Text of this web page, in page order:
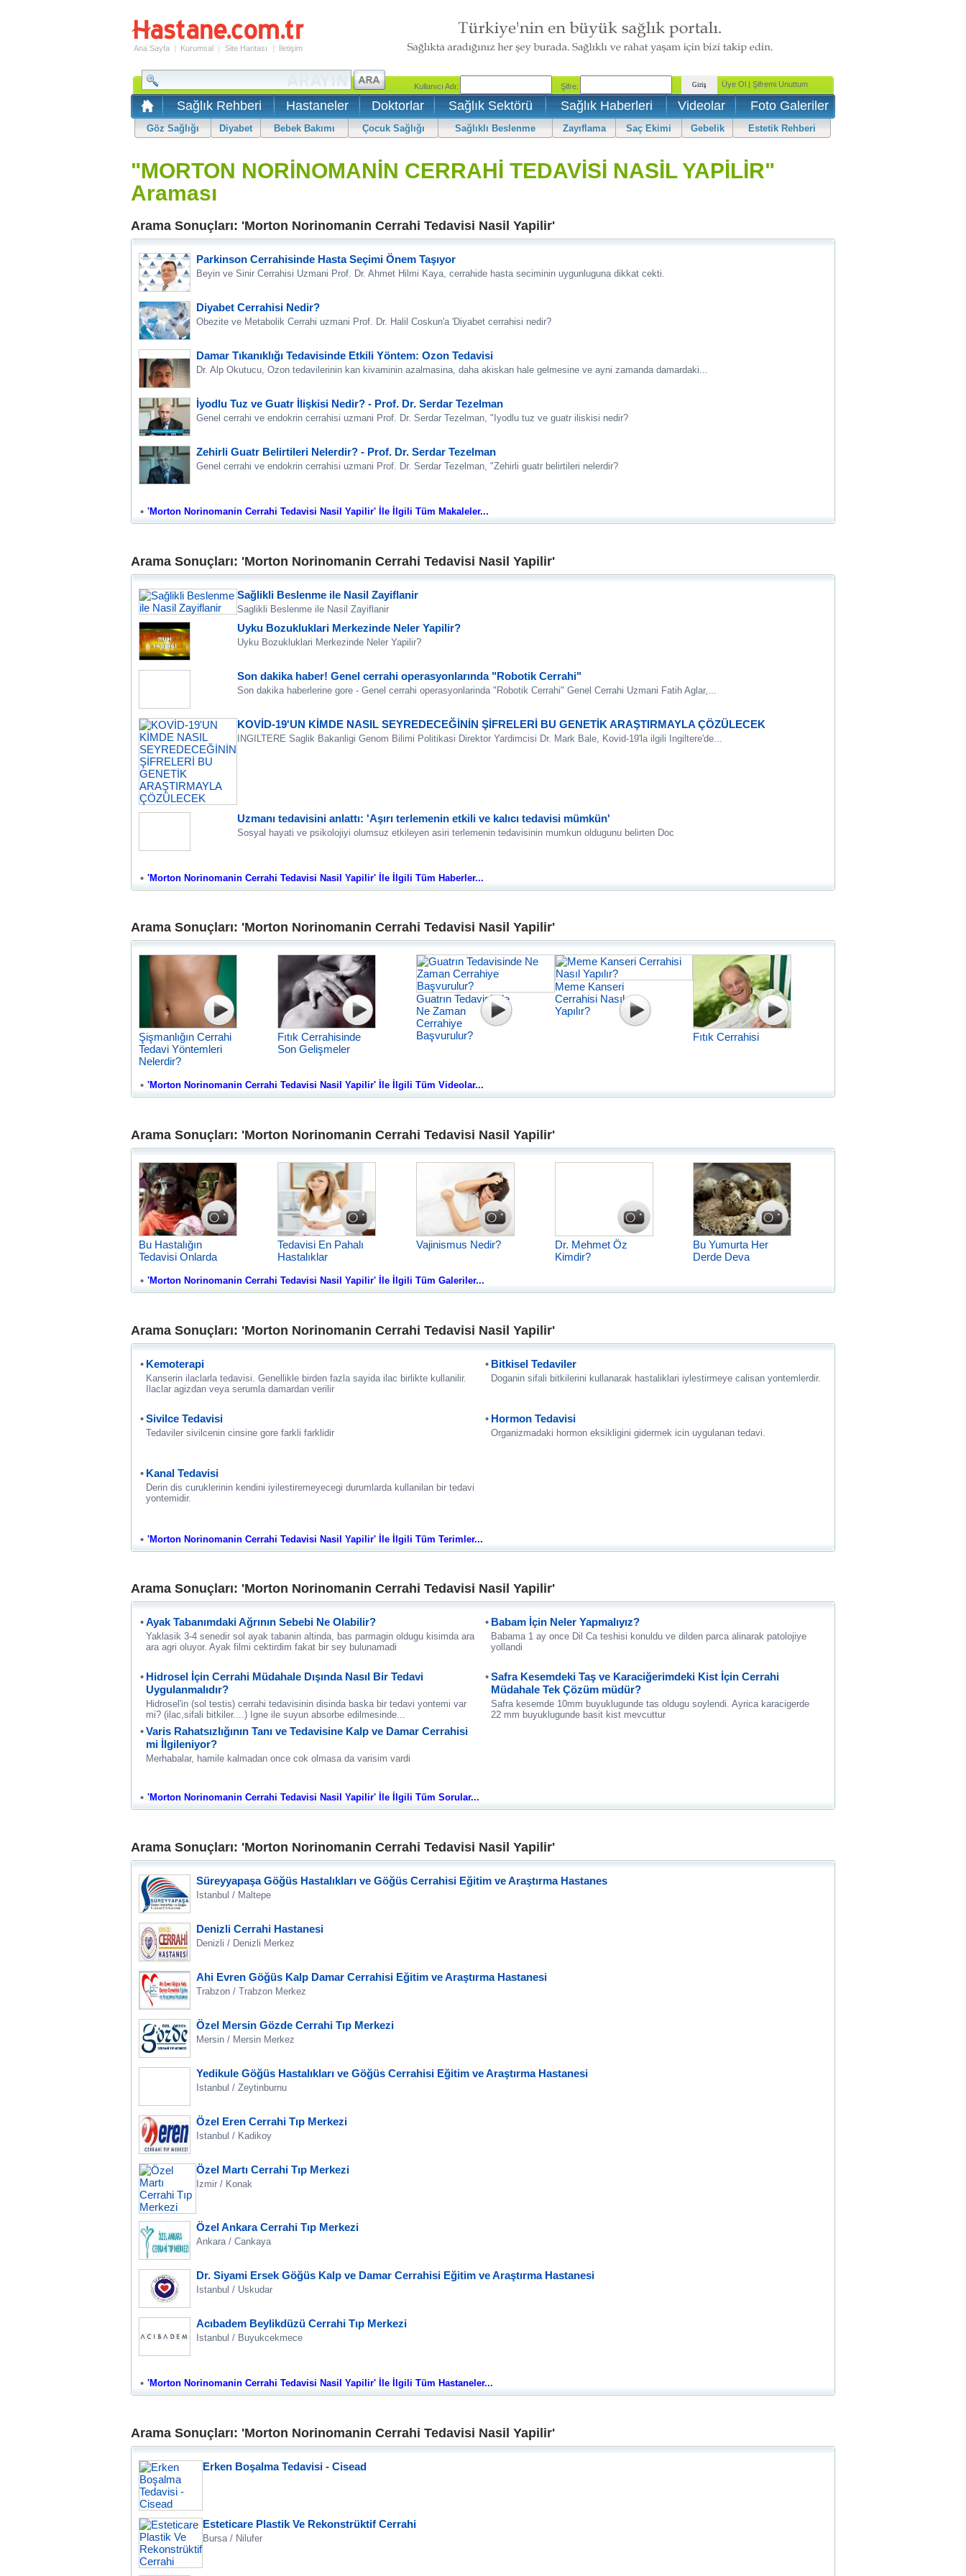
Ana Sayfa | Kurumsal | Site Haritası | İletişim
Sağlık Rehberi Hastaneler Doktorlar Sağlık Sektörü Sağlık Haberleri Videolar Foto Galeriler
Göz Sağlığı Diyabet Bebek Bakımı Çocuk Sağlığı Sağlıklı Beslenme Zayıflama Saç Ekimi Gebelik Estetik Rehberi
"MORTON NORİNOMANİN CERRAHİ TEDAVİSİ NASİL YAPİLİR"
Araması
Arama Sonuçları: 'Morton Norinomanin Cerrahi Tedavisi Nasil Yapilir'
Parkinson Cerrahisinde Hasta Seçimi Önem Taşıyor
Beyin ve Sinir Cerrahisi Uzmani Prof. Dr. Ahmet Hilmi Kaya, cerrahide hasta seciminin uygunluguna dikkat cekti.
Diyabet Cerrahisi Nedir?
Obezite ve Metabolik Cerrahi uzmani Prof. Dr. Halil Coskun'a 'Diyabet cerrahisi nedir?
Damar Tıkanıklığı Tedavisinde Etkili Yöntem: Ozon Tedavisi
Dr. Alp Okutucu, Ozon tedavilerinin kan kivaminin azalmasina, daha akiskan hale gelmesine ve ayni zamanda damardaki...
İyodlu Tuz ve Guatr İlişkisi Nedir? - Prof. Dr. Serdar Tezelman
Genel cerrahi ve endokrin cerrahisi uzmani Prof. Dr. Serdar Tezelman, "Iyodlu tuz ve guatr iliskisi nedir?
Zehirli Guatr Belirtileri Nelerdir? - Prof. Dr. Serdar Tezelman
Genel cerrahi ve endokrin cerrahisi uzmani Prof. Dr. Serdar Tezelman, "Zehirli guatr belirtileri nelerdir?
'Morton Norinomanin Cerrahi Tedavisi Nasil Yapilir' İle İlgili Tüm Makaleler...
Arama Sonuçları: 'Morton Norinomanin Cerrahi Tedavisi Nasil Yapilir'
Sağlikli Beslenme ile Nasil Zayiflanir
Saglikli Beslenme ile Nasil Zayiflanir
Uyku Bozukluklari Merkezinde Neler Yapilir?
Uyku Bozukluklari Merkezinde Neler Yapilir?
Son dakika haber! Genel cerrahi operasyonlarında "Robotik Cerrahi"
Son dakika haberlerine gore - Genel cerrahi operasyonlarinda "Robotik Cerrahi" Genel Cerrahi Uzmani Fatih Aglar,...
KOVİD-19'UN KİMDE NASIL SEYREDECEĞİNİN ŞİFRELERİ BU GENETİK ARAŞTIRMAYLA ÇÖZÜLECEK
INGILTERE Saglik Bakanligi Genom Bilimi Politikasi Direktor Yardimcisi Dr. Mark Bale, Kovid-19'la ilgili Ingiltere'de...
Uzmanı tedavisini anlattı: 'Aşırı terlemenin etkili ve kalıcı tedavisi mümkün'
Sosyal hayati ve psikolojiyi olumsuz etkileyen asiri terlemenin tedavisinin mumkun oldugunu belirten Doc
'Morton Norinomanin Cerrahi Tedavisi Nasil Yapilir' İle İlgili Tüm Haberler...
Arama Sonuçları: 'Morton Norinomanin Cerrahi Tedavisi Nasil Yapilir'
Şişmanlığın Cerrahi
Tedavi Yöntemleri
Nelerdir?
Fıtık Cerrahisinde
Son Gelişmeler
Guatrın Tedavisinde
Ne Zaman
Cerrahiye
Başvurulur?
Meme Kanseri
Cerrahisi Nasıl
Yapılır?
Fıtık Cerrahisi
'Morton Norinomanin Cerrahi Tedavisi Nasil Yapilir' İle İlgili Tüm Videolar...
Arama Sonuçları: 'Morton Norinomanin Cerrahi Tedavisi Nasil Yapilir'
Bu Hastalığın
Tedavisi Onlarda
Tedavisi En Pahalı
Hastalıklar
Vajinismus Nedir?
Dr. Mehmet Öz
Kimdir?
Bu Yumurta Her
Derde Deva
'Morton Norinomanin Cerrahi Tedavisi Nasil Yapilir' İle İlgili Tüm Galeriler...
Arama Sonuçları: 'Morton Norinomanin Cerrahi Tedavisi Nasil Yapilir'
Kemoterapi
Kanserin ilaclarla tedavisi. Genellikle birden fazla sayida ilac birlikte kullanilir.
Ilaclar agizdan veya serumla damardan verilir
Bitkisel Tedaviler
Doganin sifali bitkilerini kullanarak hastaliklari iylestirmeye calisan yontemlerdir.
Sivilce Tedavisi
Tedaviler sivilcenin cinsine gore farkli farklidir
Hormon Tedavisi
Organizmadaki hormon eksikligini gidermek icin uygulanan tedavi.
Kanal Tedavisi
Derin dis curuklerinin kendini iyilestiremeyecegi durumlarda kullanilan bir tedavi
yontemidir.
'Morton Norinomanin Cerrahi Tedavisi Nasil Yapilir' İle İlgili Tüm Terimler...
Arama Sonuçları: 'Morton Norinomanin Cerrahi Tedavisi Nasil Yapilir'
Ayak Tabanımdaki Ağrının Sebebi Ne Olabilir?
Yaklasik 3-4 senedir sol ayak tabanin altinda, bas parmagin oldugu kisimda ara
ara agri oluyor. Ayak filmi cektirdim fakat bir sey bulunamadi
Babam İçin Neler Yapmalıyız?
Babama 1 ay once Dil Ca teshisi konuldu ve dilden parca alinarak patolojiye
yollandi
Hidrosel İçin Cerrahi Müdahale Dışında Nasıl Bir Tedavi
Uygulanmalıdır?
Hidrosel'in (sol testis) cerrahi tedavisinin disinda baska bir tedavi yontemi var
mi? (ilac,sifali bitkiler....) Igne ile suyun absorbe edilmesinde...
Safra Kesemdeki Taş ve Karaciğerimdeki Kist İçin Cerrahi
Müdahale Tek Çözüm müdür?
Safra kesemde 10mm buyuklugunde tas oldugu soylendi. Ayrica karacigerde
22 mm buyuklugunde basit kist mevcuttur
Varis Rahatsızlığının Tanı ve Tedavisine Kalp ve Damar Cerrahisi
mi İlgileniyor?
Merhabalar, hamile kalmadan once cok olmasa da varisim vardi
'Morton Norinomanin Cerrahi Tedavisi Nasil Yapilir' İle İlgili Tüm Sorular...
Arama Sonuçları: 'Morton Norinomanin Cerrahi Tedavisi Nasil Yapilir'
Süreyyapaşa Göğüs Hastalıkları ve Göğüs Cerrahisi Eğitim ve Araştırma Hastanes
Istanbul / Maltepe
Denizli Cerrahi Hastanesi
Denizli / Denizli Merkez
Ahi Evren Göğüs Kalp Damar Cerrahisi Eğitim ve Araştırma Hastanesi
Trabzon / Trabzon Merkez
Özel Mersin Gözde Cerrahi Tıp Merkezi
Mersin / Mersin Merkez
Yedikule Göğüs Hastalıkları ve Göğüs Cerrahisi Eğitim ve Araştırma Hastanesi
Istanbul / Zeytinburnu
Özel Eren Cerrahi Tıp Merkezi
Istanbul / Kadikoy
Özel Martı Cerrahi Tıp Merkezi
Izmir / Konak
Özel Ankara Cerrahi Tıp Merkezi
Ankara / Cankaya
Dr. Siyami Ersek Göğüs Kalp ve Damar Cerrahisi Eğitim ve Araştırma Hastanesi
Istanbul / Uskudar
Acıbadem Beylikdüzü Cerrahi Tıp Merkezi
Istanbul / Buyukcekmece
'Morton Norinomanin Cerrahi Tedavisi Nasil Yapilir' İle İlgili Tüm Hastaneler...
Arama Sonuçları: 'Morton Norinomanin Cerrahi Tedavisi Nasil Yapilir'
Erken Boşalma Tedavisi - Cisead
Esteticare Plastik Ve Rekonstrüktif Cerrahi
Bursa / Nilufer